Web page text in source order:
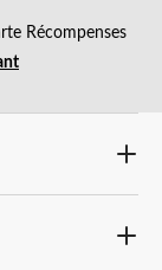
Récompenses